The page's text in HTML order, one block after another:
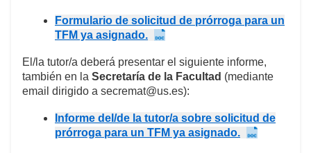
Formulario de solicitud de prórroga para un
TFM ya asignado.
El/la tutor/a deberá presentar el siguiente informe,
también en la Secretaría de la Facultad (mediante
email dirigido a secremat@us.es):
Informe del/de la tutor/a sobre solicitud de
prórroga para un TFM ya asignado.